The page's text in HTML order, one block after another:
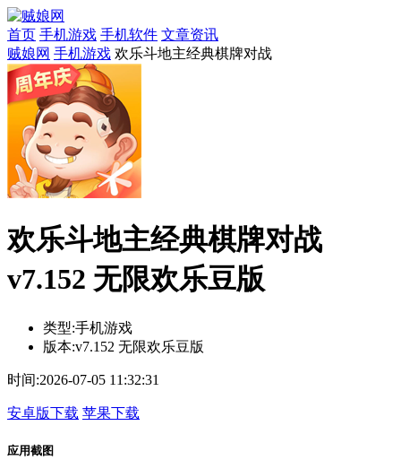
首页 手机游戏 手机软件 文章资讯
贼娘网 手机游戏 欢乐斗地主经典棋牌对战
欢乐斗地主经典棋牌对战
v7.152 无限欢乐豆版
类型:手机游戏
版本:v7.152 无限欢乐豆版
时间:2026-07-05 11:32:31
安卓版下载 苹果下载
应用截图